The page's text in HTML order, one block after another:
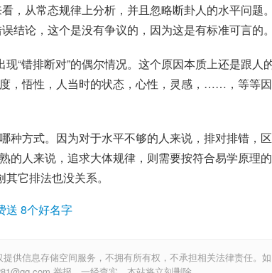
，从常态规律上分析，并且忽略断卦人的水平问题。
结论，这个是没有争议的，因为这是有标准可言的。
现“错排断对”的偶尔情况。这个原因本质上还是跟人
，悟性，人当时的状态，心性，灵感，……，等等因
种方式。因为对于水平不够的人来说，排对排错，
的人来说，追求大体规律，则需要按符合易学原理
它排法也没关系。
送 8个好名字
供信息存储空间服务，不拥有所有权，不承担相关法律责任。如